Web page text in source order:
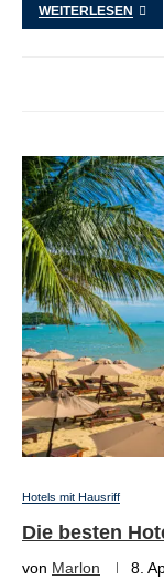
WEITERLESEN
Hotels mit Hausriff
Die besten
von Marlon 8.